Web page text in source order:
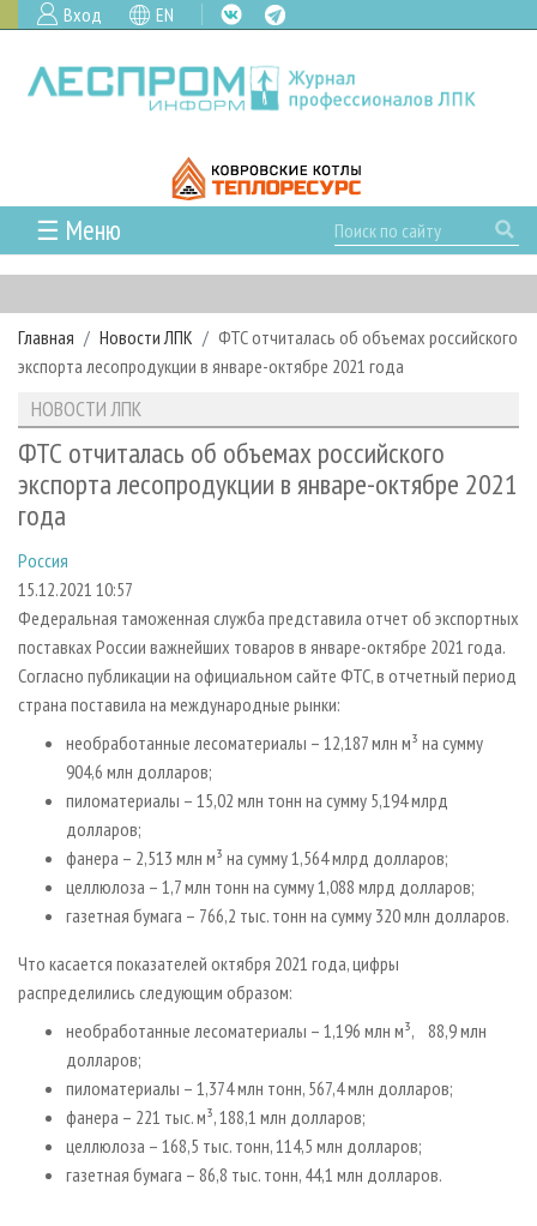
Вход EN
☰ Меню
ГЛАВНАЯ
РУБРИКИ И ТЕМЫ
РУБРИКИ ЖУРНАЛА
ЛЕСОЗАГОТОВКА
ЛЕСОПИЛЕНИЕ
ДЕРЕВООБРАБОТКА
СУШКА ДРЕВЕСИНЫ
ПРОИЗВОДСТВО ДРЕВЕСНЫХ ПЛИТ
ДЕРЕВЯННОЕ ДОМОСТРОЕНИЕ
ПРОИЗВОДСТВО МЕБЕЛИ
БИОЭНЕРГЕТИКА
ЦБП
ИНСТРУМЕНТ И МАТЕРИАЛЫ
НОВОСТИ
НОВОСТИ ЛПК
НОВОСТИ ЖУРНАЛА
НОВОСТИ КОМПАНИЙ
ПРОЕКТЫ ЛПИ
АНАЛИТИКА
ПРЕДПРИЯТИЯ ЛПК
ЛЕСНЫЕ РЕГИОНЫ РОССИИ
ПЕРСОНЫ
МОБИЛЬНЫЕ ВЫСТАВКИ
ОФИЦИАЛЬНЫЕ ДЕЛЕГАЦИИ
ПРИОРИТЕТНЫЕ ИНВЕСТПРОЕКТЫ
RUSSIAN FORESTRY REVIEW
ГАЗЕТА ЛЕСПРОМФОРУМ
БИБЛИОТЕКА СПЕЦИАЛИСТА
АРХИВ
АРХИВ ЖУРНАЛОВ
СТАТЬИ
О ЖУРНАЛЕ
ПОДПИСКА
КОНТАКТЫ
РЕКЛАМОДАТЕЛЯМ
РЕКЛАМА
РЕКЛАМА НА САЙТЕ
Главная Новости ЛПК
ФТС отчиталась об объемах российского
экспорта лесопродукции в январе-октябре 2021 года
НОВОСТИ ЛПК
ФТС отчиталась об объемах российского
экспорта лесопродукции в январе-октябре 2021
года
Россия
15.12.2021 10:57
Федеральная таможенная служба представила отчет об экспортных
поставках России важнейших товаров в январе-октябре 2021 года.
Согласно публикации на официальном сайте ФТС, в отчетный период
страна поставила на международные рынки:
необработанные лесоматериалы – 12,187 млн м³ на сумму
904,6 млн долларов;
пиломатериалы – 15,02 млн тонн на сумму 5,194 млрд
долларов;
фанера – 2,513 млн м³ на сумму 1,564 млрд долларов;
целлюлоза – 1,7 млн тонн на сумму 1,088 млрд долларов;
газетная бумага – 766,2 тыс. тонн на сумму 320 млн долларов.
Что касается показателей октября 2021 года, цифры
распределились следующим образом:
необработанные лесоматериалы – 1,196 млн м³, 88,9 млн
долларов;
пиломатериалы – 1,374 млн тонн, 567,4 млн долларов;
фанера – 221 тыс. м³, 188,1 млн долларов;
целлюлоза – 168,5 тыс. тонн, 114,5 млн долларов;
газетная бумага – 86,8 тыс. тонн, 44,1 млн долларов.